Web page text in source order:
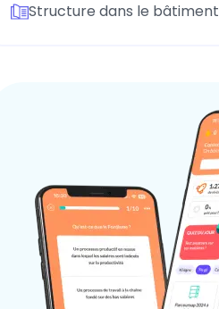
Structure dans le bâtiment